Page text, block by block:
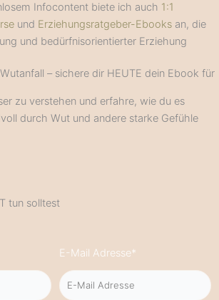
Infocontent biete ich auch 1:1
und Erziehungsratgeber-Ebooks an, die
und bedürfnisorientierter Erziehung
– sichere dir HEUTE dein Ebook für
zu verstehen und erfahre, wie du es
durch Wut und andere starke Gefühle
tun solltest
E-Mail Adresse*